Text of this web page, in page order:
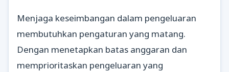
Menjaga keseimbangan dalam pengeluaran
membutuhkan pengaturan yang matang.
Dengan menetapkan batas anggaran dan
memprioritaskan pengeluaran yang